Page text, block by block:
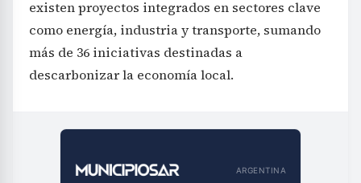
existen proyectos integrados en sectores clave
como energía, industria y transporte, sumando
más de 36 iniciativas destinadas a
descarbonizar la economía local.
ARGENTINA